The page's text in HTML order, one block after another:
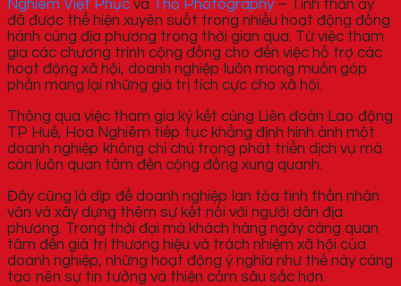
Nghiêm Việt Phục và Thỏ Photography– Tinh thần ấy
đã được thể hiện xuyên suốt trong nhiều hoạt động đồng
hành cùng địa phương trong thời gian qua. Từ việc tham
gia các chương trình cộng đồng cho đến việc hỗ trợ các
hoạt động xã hội, doanh nghiệp luôn mong muốn góp
phần mang lại những giá trị tích cực cho xã hội.
Thông qua việc tham gia ký kết cùng Liên đoàn Lao động
TP Huế, Hoa Nghiêm tiếp tục khẳng định hình ảnh một
doanh nghiệp không chỉ chú trọng phát triển dịch vụ mà
còn luôn quan tâm đến cộng đồng xung quanh.
Đây cũng là dịp để doanh nghiệp lan tỏa tinh thần nhân
văn và xây dựng thêm sự kết nối với người dân địa
phương. Trong thời đại mà khách hàng ngày càng quan
tâm đến giá trị thương hiệu và trách nhiệm xã hội của
doanh nghiệp, những hoạt động ý nghĩa như thế này càng
tạo nên sự tin tưởng và thiện cảm sâu sắc hơn.